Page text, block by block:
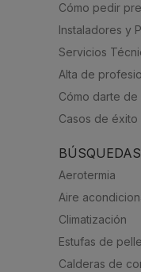
Cómo pedir
Instaladores y
Servicios
Alta de
Cómo darte
Casos de éxito
Aerotermia
Aire
Climatización
Estufas de
Calderas de